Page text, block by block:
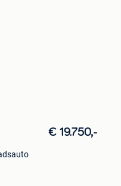
€ 19.750,-